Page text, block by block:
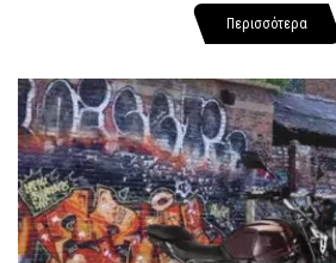
Περισσότερα